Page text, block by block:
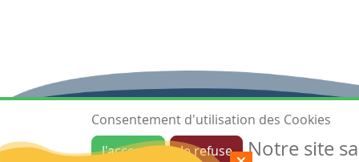
Ressources
Consentement d'utilisation des Cookies
J'accepte
Je refuse Notre site